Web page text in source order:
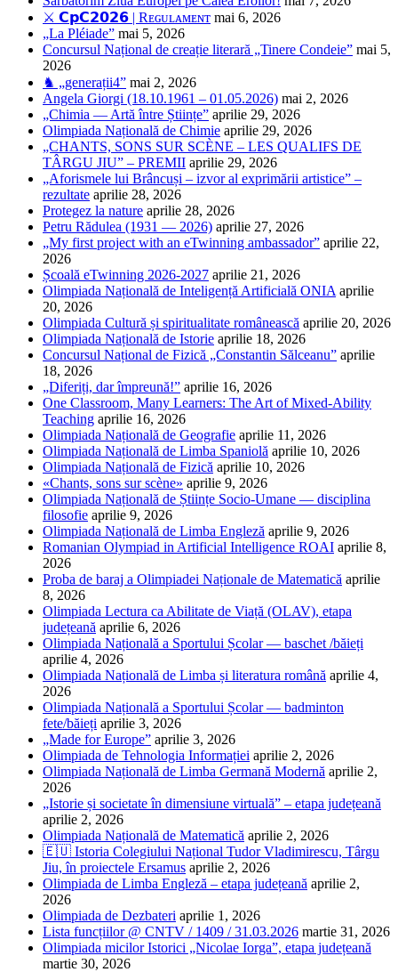
⚔️ 𝗖𝗽𝗖𝟮𝟬𝟮𝟲 | Rᴇɢᴜʟᴀᴍᴇɴᴛ mai 6, 2026
„La Pléiade” mai 5, 2026
Concursul Național de creație literară „Tinere Condeie” mai 5,
2026
♞ „generații4” mai 2, 2026
Angela Giorgi (18.10.1961 – 01.05.2026) mai 2, 2026
„Chimia — Artă între Științe” aprilie 29, 2026
Olimpiada Națională de Chimie aprilie 29, 2026
„CHANTS, SONS SUR SCÈNE – LES QUALIFS DE
TÂRGU JIU” – PREMII aprilie 29, 2026
„Aforismele lui Brâncuși – izvor al exprimării artistice” –
rezultate aprilie 28, 2026
Protegez la nature aprilie 28, 2026
Petru Rădulea (1931 — 2026) aprilie 27, 2026
„My first project with an eTwinning ambassador” aprilie 22,
2026
Școală eTwinning 2026-2027 aprilie 21, 2026
Olimpiada Națională de Inteligență Artificială ONIA aprilie
20, 2026
Olimpiada Cultură și spiritualitate românească aprilie 20, 2026
Olimpiada Națională de Istorie aprilie 18, 2026
Concursul Național de Fizică „Constantin Sălceanu” aprilie
18, 2026
„Diferiți, dar împreună!” aprilie 16, 2026
One Classroom, Many Learners: The Art of Mixed-Ability
Teaching aprilie 16, 2026
Olimpiada Națională de Geografie aprilie 11, 2026
Olimpiada Națională de Limba Spaniolă aprilie 10, 2026
Olimpiada Națională de Fizică aprilie 10, 2026
«Chants, sons sur scène» aprilie 9, 2026
Olimpiada Națională de Științe Socio-Umane — disciplina
filosofie aprilie 9, 2026
Olimpiada Națională de Limba Engleză aprilie 9, 2026
Romanian Olympiad in Artificial Intelligence ROAI aprilie 8,
2026
Proba de baraj a Olimpiadei Naționale de Matematică aprilie
8, 2026
Olimpiada Lectura ca Abilitate de Viață (OLAV), etapa
județeană aprilie 6, 2026
Olimpiada Națională a Sportului Școlar — baschet /băieți
aprilie 4, 2026
Olimpiada Națională de Limba și literatura română aprilie 4,
2026
Olimpiada Națională a Sportului Școlar — badminton
fete/băieți aprilie 3, 2026
„Made for Europe” aprilie 3, 2026
Olimpiada de Tehnologia Informației aprilie 2, 2026
Olimpiada Națională de Limba Germană Modernă aprilie 2,
2026
„Istorie și societate în dimensiune virtuală” – etapa județeană
aprilie 2, 2026
Olimpiada Națională de Matematică aprilie 2, 2026
🇪🇺 Istoria Colegiului Național Tudor Vladimirescu, Târgu
Jiu, în proiectele Ersamus aprilie 2, 2026
Olimpiada de Limba Engleză – etapa județeană aprilie 2,
2026
Olimpiada de Dezbateri aprilie 1, 2026
Lista funcțiilor @ CNTV / 1409 / 31.03.2026 martie 31, 2026
Olimpiada micilor Istorici „Nicolae Iorga”, etapa județeană
martie 30, 2026